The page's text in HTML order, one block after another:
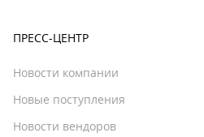
ПРЕСС-ЦЕНТР
Новости компании
Новые поступления
Новости вендоров